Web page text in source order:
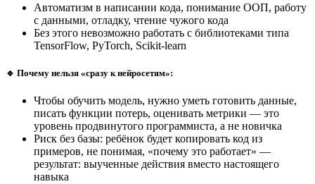
Автоматизм в написании кода, понимание ООП, работу
с данными, отладку, чтение чужого кода
Без этого невозможно работать с библиотеками типа
TensorFlow, PyTorch, Scikit-learn
🔹 Почему нельзя «сразу к нейросетям»:
Чтобы обучить модель, нужно уметь готовить данные,
писать функции потерь, оценивать метрики — это
уровень продвинутого программиста, а не новичка
Риск без базы: ребёнок будет копировать код из
примеров, не понимая, «почему это работает» —
результат: выученные действия вместо настоящего
навыка